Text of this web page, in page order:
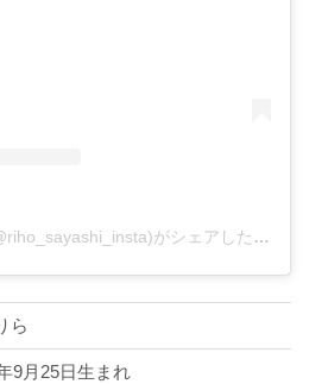
鞘師里保 Riho Sayashi(@riho_sayashi_insta)がシェアした投稿
ら
9月25日生まれ